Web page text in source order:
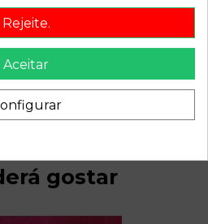
delantera izquierda para
0.98 - 0.04 1.0 cat | 0.98 - 0.04
gostar
Rejeite.
Aceitar